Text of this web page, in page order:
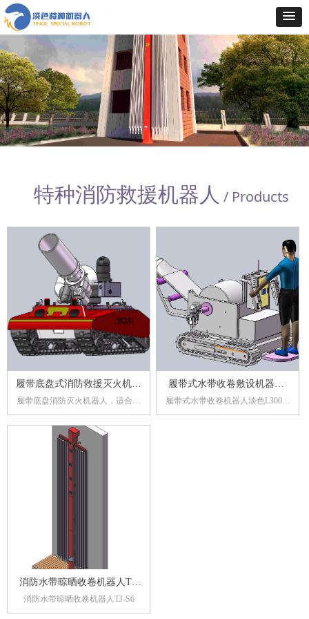
特种消防救援机器人 / Products
履带底盘式消防救援灭火机器
人
履带底盘消防灭火机器人，适合各
种路况，复杂地形。
履带式水带收卷敷设机器人-
L300——应急救援，排涝救灾
履带式水带收卷机器人淡色L300：
智能应急先锋，收敷随心！
消防水带晾晒收卷机器人TJ-
S6
消防水带晾晒收卷机器人TJ-S6